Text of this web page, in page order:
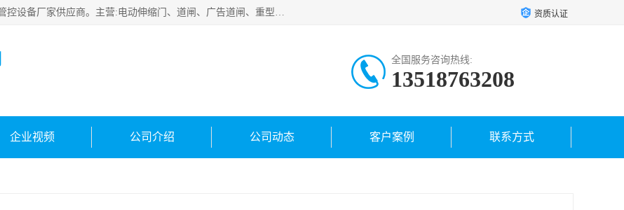
云南实名智科技有限公司是生产、销售、安装为一体的出入口管控设备厂家供应商。主营:电动伸缩门、道闸、广告道闸、重型空降闸、车牌识别、门禁通道、升降柱、岗亭、旗杆等智能设备。主营产品: 电动伸缩门,道闸门禁,车牌识别 生产、销售、安装为一体的出入口管控设备厂家源头供应商。 资质认证
全国服务咨询热线:
13518763208
企业视频 公司介绍 公司动态 客户案例 联系方式